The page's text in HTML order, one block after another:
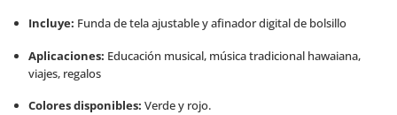
Incluye: Funda de tela ajustable y afinador digital de bolsillo
Aplicaciones: Educación musical, música tradicional hawaiana,
viajes, regalos
Colores disponibles: Verde y rojo.